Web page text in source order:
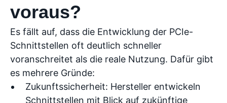
voraus?
Es fällt auf, dass die Entwicklung der PCIe-
Schnittstellen oft deutlich schneller
voranschreitet als die reale Nutzung. Dafür gibt
es mehrere Gründe:
Zukunftssicherheit: Hersteller entwickeln
Schnittstellen mit Blick auf zukünftige